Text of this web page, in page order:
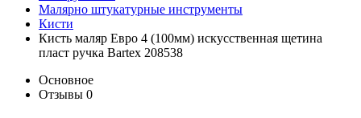
Малярно штукатурные инструменты
Кисти
Кисть маляр Евро 4 (100мм) искусственная щетина
пласт ручка Bartex 208538
Основное
Отзывы 0